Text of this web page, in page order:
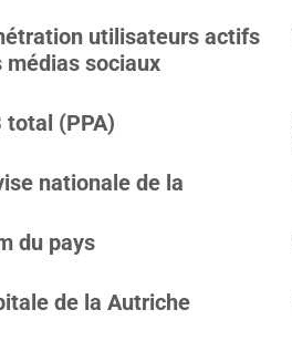
utilisateurs actifs
médias sociaux
total (PPA)
nationale de la
du pays
de la Autriche